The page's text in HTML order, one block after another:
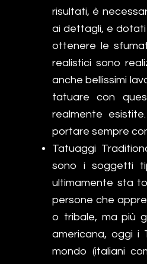
risultati, è
ai dettagli, e dotati
ottenere le
realistici sono
anche bellissimi
tatuare con
realmente
portare sempre
Tatuaggi
sono i soggetti
ultimamente sta
persone che
o tribale, ma più
americana, oggi i
mondo (italiani